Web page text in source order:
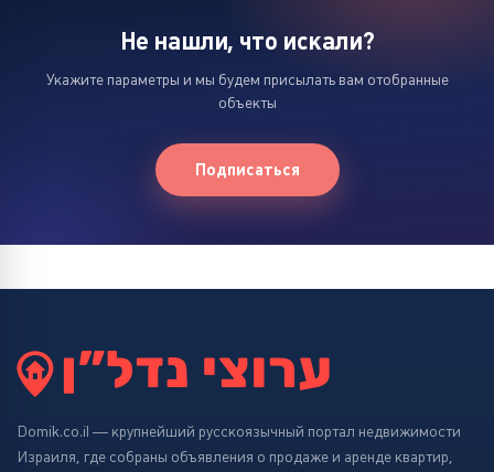
Не нашли, что искали?
Укажите параметры и мы будем присылать вам отобранные
объекты
Подписаться
Domik.co.il — крупнейший русскоязычный портал недвижимости
Израиля, где собраны объявления о продаже и аренде квартир,